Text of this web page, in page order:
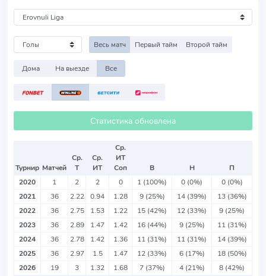
Весь матч Первый тайм Второй тайм
Дома На выезде Все
Статистика обновлена
Турнир Матчей
Ср.
Т
Ср.
ИТ
Ср.
ИТ
Соп
В Н
П
2020
1 2 2 0 1 (100%) 0 (0%)
0 (0%)
2021
36 2.22 0.94 1.28 9 (25%) 14 (39%)
13 (36%)
2022
36 2.75 1.53 1.22 15 (42%) 12 (33%)
9 (25%)
2023
36 2.89 1.47 1.42 16 (44%) 9 (25%)
11 (31%)
2024
36 2.78 1.42 1.36 11 (31%) 11 (31%)
14 (39%)
2025
36 2.97 1.5 1.47 12 (33%) 6 (17%)
18 (50%)
2026
19 3 1.32 1.68 7 (37%) 4 (21%)
8 (42%)